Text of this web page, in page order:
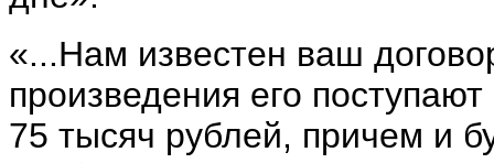
«...Нам известен ваш
произведения его
75 тысяч рублей, причем и